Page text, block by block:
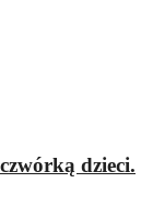
dzieci.